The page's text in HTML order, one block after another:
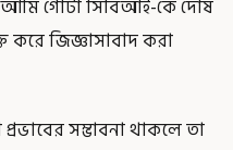
গোটা সিবিআই-কে দোষ
করে জিজ্ঞাসাবাদ করা
সম্ভাবনা থাকলে তা